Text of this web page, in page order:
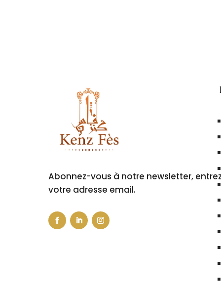
Abonnez-vous à notre newsletter,
votre adresse email.